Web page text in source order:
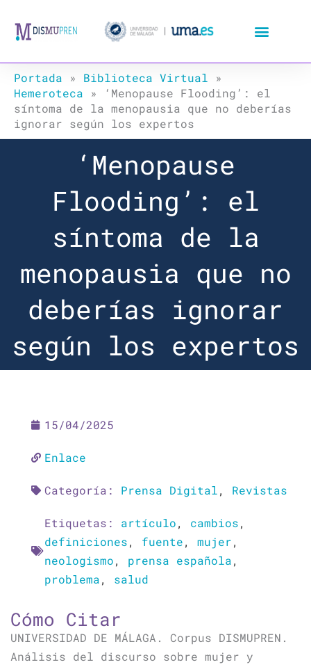
Portada » Biblioteca Virtual »
Hemeroteca »
‘Menopause Flooding’: el
síntoma de la menopausia que no deberías
ignorar según los expertos
‘Menopause
Flooding’: el
síntoma de la
menopausia que no
deberías ignorar
según los expertos
15/04/2025
Enlace
Categoría: Prensa Digital, Revistas
Etiquetas: artículo, cambios,
definiciones, fuente, mujer,
neologismo, prensa española,
problema, salud
Cómo Citar
UNIVERSIDAD DE MÁLAGA. Corpus DISMUPREN.
Análisis del discurso sobre mujer y